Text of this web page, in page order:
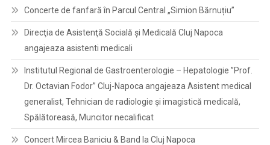
Concerte de fanfară în Parcul Central „Simion Bărnuțiu”
Direcţia de Asistenţă Socială şi Medicală Cluj Napoca
angajeaza asistenti medicali
Institutul Regional de Gastroenterologie – Hepatologie ”Prof.
Dr. Octavian Fodor” Cluj-Napoca angajeaza Asistent medical
generalist, Tehnician de radiologie și imagistică medicală,
Spălătoreasă, Muncitor necalificat
Concert Mircea Baniciu & Band la Cluj Napoca